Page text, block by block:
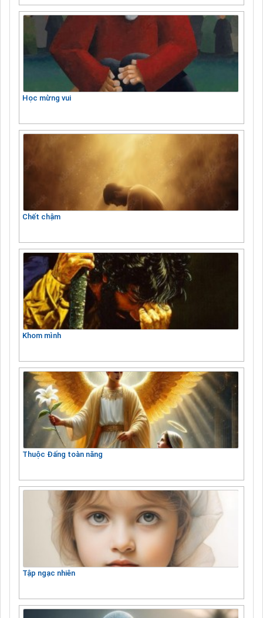
Học mừng vui
Chết chậm
Khom mình
Thuộc Đấng toàn năng
Tập ngạc nhiên